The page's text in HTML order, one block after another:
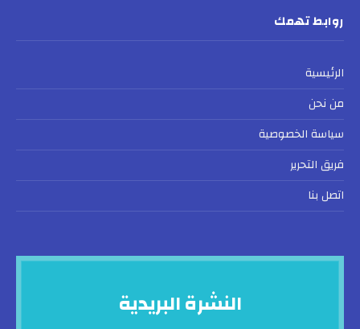
روابط تهمك
الرئيسية
من نحن
سياسة الخصوصية
فريق التحرير
اتصل بنا
النشرة البريدية